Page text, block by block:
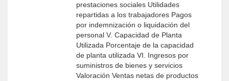
prestaciones sociales Utilidades
repartidas a los trabajadores Pagos
por indemnización o liquidación del
personal V. Capacidad de Planta
Utilizada Porcentaje de la capacidad
de planta utilizada VI. Ingresos por
suministros de bienes y servicios
Valoración Ventas netas de productos